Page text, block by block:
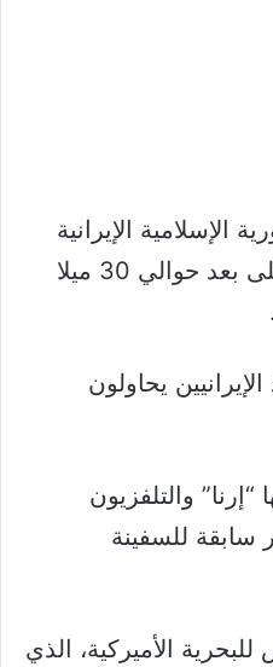
الإسلامية الإيرانية
(إرنا) أن السفينة كانت على بعد حوالي 30 ميلا
يحاولون
والتلفزيون
سابقة للسفينة
الأميركية، الذي